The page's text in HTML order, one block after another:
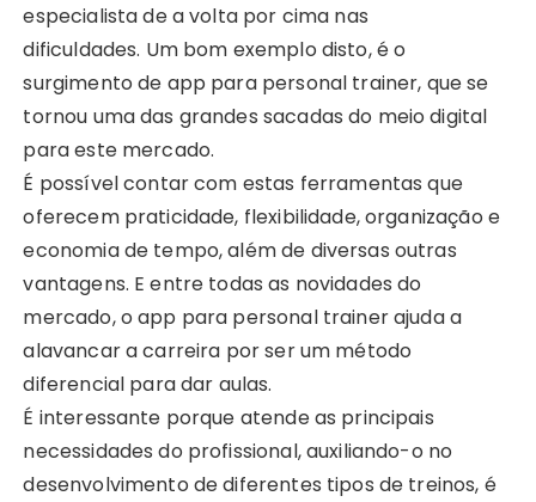
especialista de a volta por cima nas
dificuldades. Um bom exemplo disto, é o
surgimento de app para personal trainer, que se
tornou uma das grandes sacadas do meio digital
para este mercado.
É possível contar com estas ferramentas que
oferecem praticidade, flexibilidade, organização e
economia de tempo, além de diversas outras
vantagens. E entre todas as novidades do
mercado, o app para personal trainer ajuda a
alavancar a carreira por ser um método
diferencial para dar aulas.
É interessante porque atende as principais
necessidades do profissional, auxiliando-o no
desenvolvimento de diferentes tipos de treinos, é